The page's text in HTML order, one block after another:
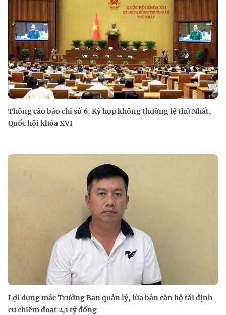
Thông cáo báo chí số 6, Kỳ họp không thường lệ thứ Nhất,
Quốc hội khóa XVI
Lợi dụng mác Trưởng Ban quản lý, lừa bán căn hộ tái định
cư chiếm đoạt 2,1 tỷ đồng